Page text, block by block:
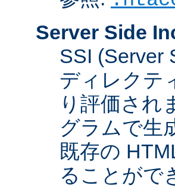
Server Side
SSI (Server
ディレクテ
り評価され
グラムで生
既存の
ることがで